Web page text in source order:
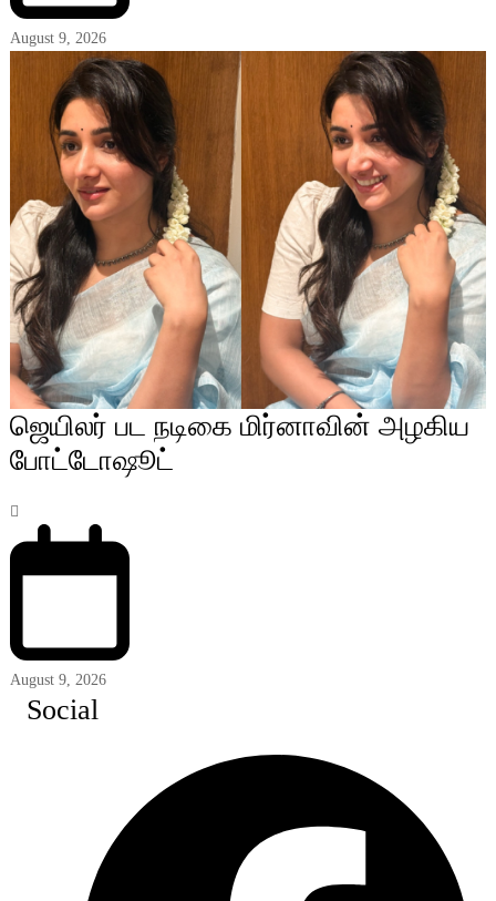
August 9, 2026
ஜெயிலர் பட நடிகை மிர்னாவின் அழகிய
போட்டோஷூட்
August 9, 2026
Social